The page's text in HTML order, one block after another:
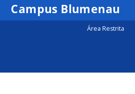
Campus Blumenau
Área Restrita